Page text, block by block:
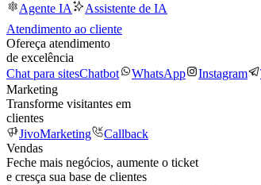
Agente IA
Assistente de IA
Atendimento ao cliente
Ofereça atendimento
de excelência
Chat para sitesChatbot WhatsApp Instagram
Marketing
Transforme visitantes em
clientes
JivoMarketing
Callback
Vendas
Feche mais negócios, aumente o ticket
e cresça sua base de clientes